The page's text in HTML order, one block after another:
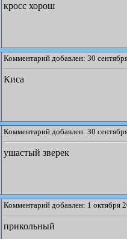
кросс хорош
Комментарий добавлен: 30
Киса
Комментарий добавлен: 30
ушастый зверек
Комментарий добавлен: 1 октября
прикольный